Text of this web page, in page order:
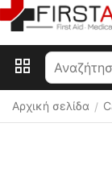
Αρχική σελίδα /